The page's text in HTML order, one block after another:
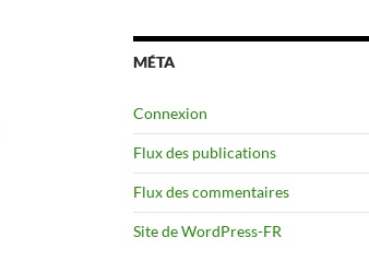
MÉTA
Connexion
Flux des publications
Flux des commentaires
Site de WordPress-FR